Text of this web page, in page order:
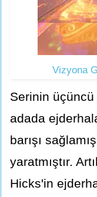
Vizyona
Serinin üçüncü
adada
barışı
yaratmıştır.
Hicks'in